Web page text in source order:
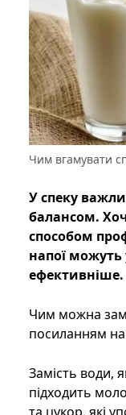
Чим вгамувати
У спеку
балансом.
способом
напої можуть
ефективніше.
Чим можна
посиланням
Замість води,
підходить